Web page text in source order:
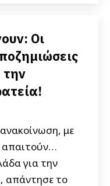
Οι
με
απαιτούν…
για την
απάντησε το